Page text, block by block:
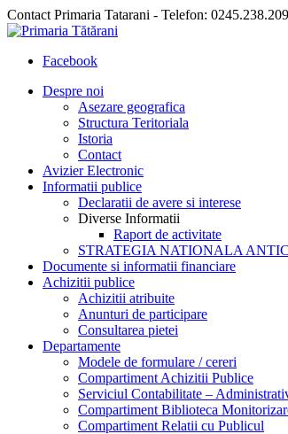
Contact Primaria Tatarani - Telefon:
Facebook
Despre noi
Asezare geografica
Structura Teritoriala
Istoria
Contact
Avizier Electronic
Informatii publice
Declaratii de avere si interese
Diverse Informatii
Raport de activitate
STRATEGIA NATIONALA
Documente si informatii financiare
Achizitii publice
Achizitii atribuite
Anunturi de participare
Consultarea pietei
Departamente
Modele de formulare / cereri
Compartiment Achizitii Publice
Serviciul Contabilitate –
Compartiment Biblioteca
Compartiment Relatii cu Publicul